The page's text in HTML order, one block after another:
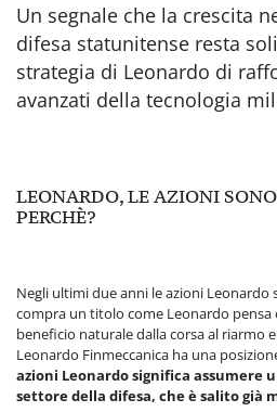
Un segnale che la crescita
difesa statunitense resta
strategia di Leonardo di
avanzati della tecnologia
LEONARDO, LE AZIONI
PERCHÈ?
Negli ultimi due anni le azioni Leonardo
compra un titolo come Leonardo pensa
beneficio naturale dalla corsa al riarmo
Leonardo Finmeccanica ha una
azioni Leonardo significa assumere
settore della difesa, che è salito già